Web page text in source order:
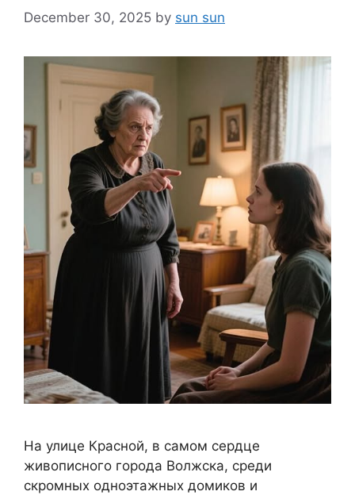
December 30, 2025 by sun sun
На улице Красной, в самом сердце
живописного города Волжска, среди
скромных одноэтажных домиков и